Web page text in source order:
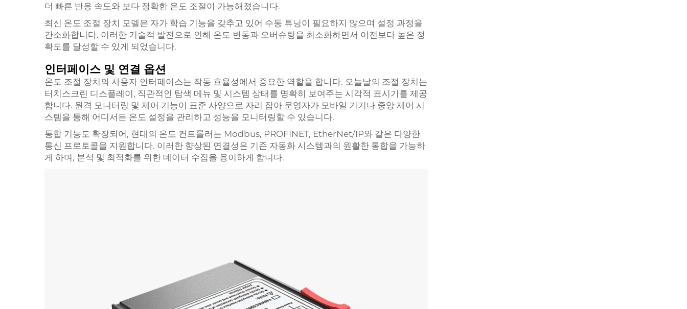
더 빠른 반응 속도와 보다 정확한 온도 조절이 가능해졌습니다.
최신 온도 조절 장치 모델은 자가 학습 기능을 갖추고 있어 수동 튜닝이 필요하지 않으며 설정 과정을
간소화합니다. 이러한 기술적 발전으로 인해 온도 변동과 오버슈팅을 최소화하면서 이전보다 높은 정
확도를 달성할 수 있게 되었습니다.
인터페이스 및 연결 옵션
온도 조절 장치의 사용자 인터페이스는 작동 효율성에서 중요한 역할을 합니다. 오늘날의 조절 장치는
터치스크린 디스플레이, 직관적인 탐색 메뉴 및 시스템 상태를 명확히 보여주는 시각적 표시기를 제공
합니다. 원격 모니터링 및 제어 기능이 표준 사양으로 자리 잡아 운영자가 모바일 기기나 중앙 제어 시
스템을 통해 어디서든 온도 설정을 관리하고 성능을 모니터링할 수 있습니다.
통합 기능도 확장되어, 현대의 온도 컨트롤러는 Modbus, PROFINET, EtherNet/IP와 같은 다양한
통신 프로토콜을 지원합니다. 이러한 향상된 연결성은 기존 자동화 시스템과의 원활한 통합을 가능하
게 하며, 분석 및 최적화를 위한 데이터 수집을 용이하게 합니다.